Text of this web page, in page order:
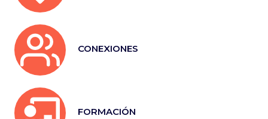
CONEXIONES
FORMACIÓN